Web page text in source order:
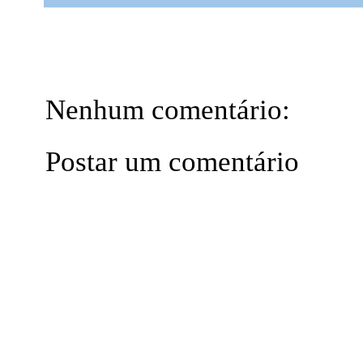
Nenhum comentário:
Postar um comentário